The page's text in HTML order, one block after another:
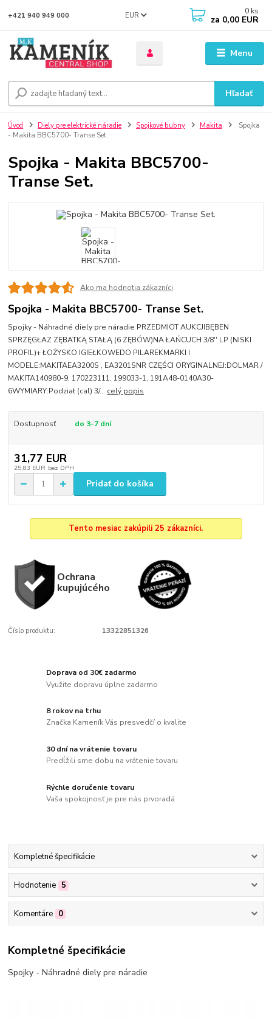
Menu
EUR
Hľadať
+421 940 949 000 0 ks
za 0,00 EUR
Úvod Diely pre elektrické náradie Spojkové bubny Makita
Spojka
- Makita BBC5700- Transe Set.
Spojka - Makita BBC5700-
Transe Set.
Ako ma hodnotia zákazníci
Spojka - Makita BBC5700- Transe Set.
Spojky - Náhradné diely pre náradie PRZEDMIOT AUKCJIBĘBEN
SPRZĘGŁAZ ZĘBATKĄ STAŁĄ (6 ZĘBÓW)NA ŁAŃCUCH 3/8'' LP (NISKI
PROFIL)+ ŁOŻYSKO IGIEŁKOWEDO PILAREKMARKI I
MODELE:MAKITAEA3200S , EA3201SNR CZĘŚCI ORYGINALNEJ:DOLMAR /
MAKITA140980-9, 170223111, 199033-1, 191A48-0140A30-
6WYMIARY:Podział (cal) 3/... celý popis
Dostupnosť do 3-7 dní
31,77 EUR
25,83 EUR bez DPH
Pridať do košíka
Tento mesiac zakúpili 25 zákazníci.
Ochrana
kupujúcého
Číslo produktu: 13322851326
Doprava od 30€ zadarmo
Využite dopravu úplne zadarmo
8 rokov na trhu
Značka Kameník Vás presvedčí o kvalite
30 dní na vrátenie tovaru
Predĺžili sme dobu na vrátenie tovaru
Rýchle doručenie tovaru
Vaša spokojnosť je pre nás prvoradá
Kompletné špecifikácie
Hodnotenie 5
Komentáre 0
Kompletné špecifikácie
Spojky - Náhradné diely pre náradie